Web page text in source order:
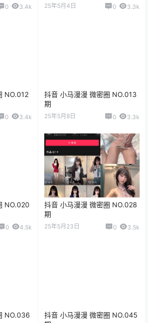
0 3.4k 25年5月4日 0 3.3k
NO.012
0 3.4k
抖音 小马漫漫 微密圈 NO.013
期
25年5月8日 0 3.3k
NO.020
0 4.5k
抖音 小马漫漫 微密圈 NO.028
期
25年5月23日 0 3.5k
NO.036
抖音 小马漫漫 微密圈 NO.045